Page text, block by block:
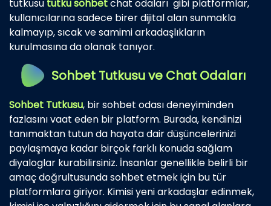
tutkusu tutku sohbetchat odaları gibi platformlar,
kullanıcılarına sadece birer dijital alan sunmakla
kalmayıp, sıcak ve samimi arkadaşlıkların
kurulmasına da olanak tanıyor.
Sohbet Tutkusu ve Chat Odaları
Sohbet Tutkusu, bir sohbet odası deneyiminden
fazlasını vaat eden bir platform. Burada, kendinizi
tanımaktan tutun da hayata dair düşüncelerinizi
paylaşmaya kadar birçok farklı konuda sağlam
diyaloglar kurabilirsiniz. İnsanlar genellikle belirli bir
amaç doğrultusunda sohbet etmek için bu tür
platformlara giriyor. Kimisi yeni arkadaşlar edinmek,